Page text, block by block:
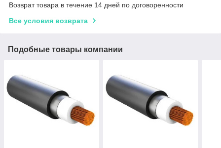
Возврат товара в течение 14 дней по договоренности
Все условия возврата
Подобные товары компании